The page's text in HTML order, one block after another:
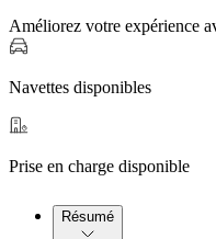
Améliorez votre expérience
Navettes disponibles
Prise en charge disponible
Résumé